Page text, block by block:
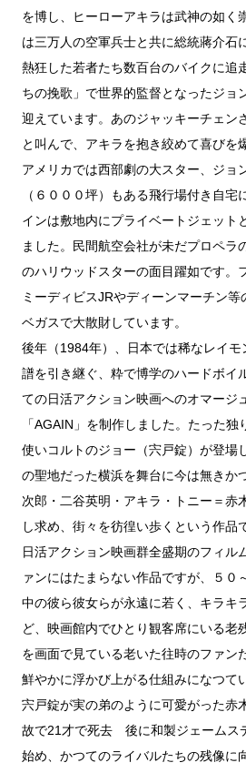
を博し、ヒーローアキラは武神の如く
は三万人の空軍兵士と共に総統蔣介石
熱狂した若者たち数百台のバイクに追
ちの挽歌」で世界的監督となったジョ
迎えています。あのジャッキーチェン
と叫んで、アキラを抱き絞めて喜びを
アメリカでは西部劇の大スター、ジョ
（６０００坪）もある飛行場付き自宅
インは敷地内にプライベートジェット
ました。民間航空会社が未だプロペラ
のハリウッドスターの面目躍如です。
ミーディビスJRやディーンマーチン等
ベガスで大散財しています。
後年（1984年）、日本では稀なレイ
譜を引き継ぐ、粋で博学のハードボイ
ての日活アクション映画へのオマージ
「AGAIN」を制作しました。たった
使いコルトのジョー（宍戸錠）が登場
の聖地だった横浜を舞台に今は無きか
次郎・二谷英明・アキラ・トニー＝赤
し求め、街々を彷徨い歩くという作品
日活アクション映画群全盛期のフィル
ァンにはたまらない作品ですが、５０
中の彼ら彼女らが永遠に若く、キラキ
ど、映画館内でひとり観客席にいる老
を画面で見ている老いた往時のファン
鮮やかに浮かび上がる仕組みになつて
宍戸錠が実の弟のように可愛がった赤
故で21才で死去 後に和製ジェームス
始め、かつてのライバルたちの残像に